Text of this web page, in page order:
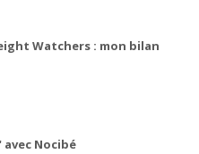
Watchers : mon bilan
Nocibé